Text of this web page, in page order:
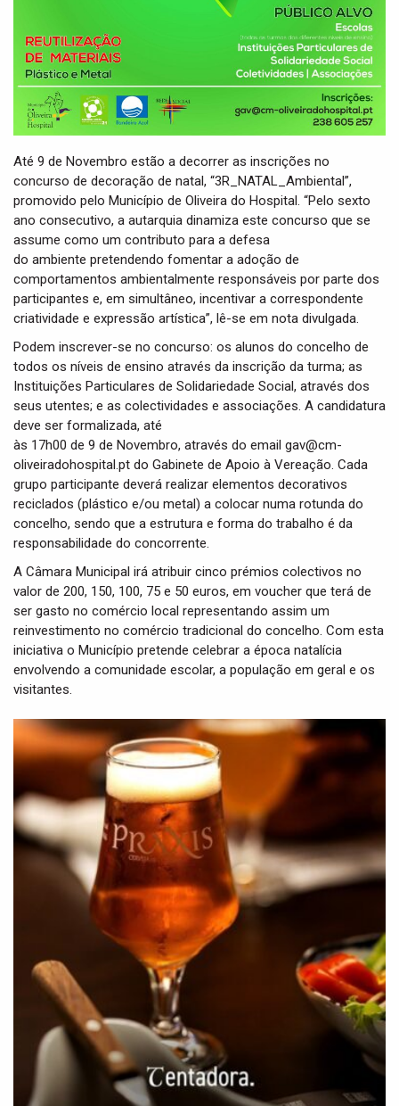
Até 9 de Novembro estão a decorrer as inscrições no
concurso de decoração de natal, “3R_NATAL_Ambiental”,
promovido pelo Município de Oliveira do Hospital. “Pelo sexto
ano consecutivo, a autarquia dinamiza este concurso que se
assume como um contributo para a defesa
do ambiente pretendendo fomentar a adoção de
comportamentos ambientalmente responsáveis por parte dos
participantes e, em simultâneo, incentivar a correspondente
criatividade e expressão artística”, lê-se em nota divulgada.
Podem inscrever-se no concurso: os alunos do concelho de
todos os níveis de ensino através da inscrição da turma; as
Instituições Particulares de Solidariedade Social, através dos
seus utentes; e as colectividades e associações. A candidatura
deve ser formalizada, até
às 17h00 de 9 de Novembro, através do email gav@cm-
oliveiradohospital.pt do Gabinete de Apoio à Vereação. Cada
grupo participante deverá realizar elementos decorativos
reciclados (plástico e/ou metal) a colocar numa rotunda do
concelho, sendo que a estrutura e forma do trabalho é da
responsabilidade do concorrente.
A Câmara Municipal irá atribuir cinco prémios colectivos no
valor de 200, 150, 100, 75 e 50 euros, em voucher que terá de
ser gasto no comércio local representando assim um
reinvestimento no comércio tradicional do concelho. Com esta
iniciativa o Município pretende celebrar a época natalícia
envolvendo a comunidade escolar, a população em geral e os
visitantes.